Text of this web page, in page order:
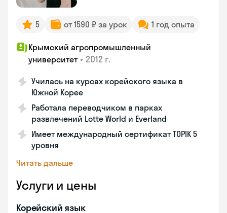
5 от 1590 ₽ за урок 1 год опыта
Крымский агропромышленный
университет • 2012 г.
Училась на курсах корейского языка в
Южной Корее
Работала переводчиком в парках
развлечений Lotte World и Everland
Имеет международный сертификат TOPIK 5
уровня
Читать дальше
Услуги и цены
Корейский язык